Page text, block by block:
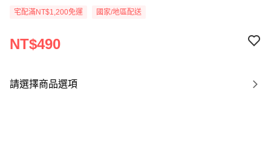
宅配滿NT$1,200免運 國家/地區配送
NT$490
請選擇商品選項